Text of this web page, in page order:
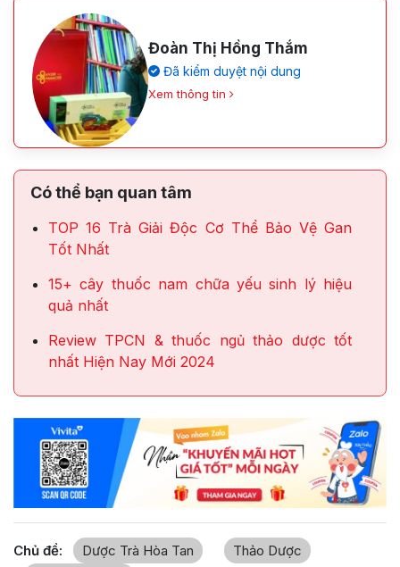
Đoàn Thị Hồng Thắm
Đã kiểm duyệt nội dung
Xem thông tin
Có thể bạn quan tâm
TOP 16 Trà Giải Độc Cơ Thể Bảo Vệ Gan
Tốt Nhất
15+ cây thuốc nam chữa yếu sinh lý hiệu
quả nhất
Review TPCN & thuốc ngủ thảo dược tốt
nhất Hiện Nay Mới 2024
Chủ đề: Dược Trà Hòa Tan Thảo Dược